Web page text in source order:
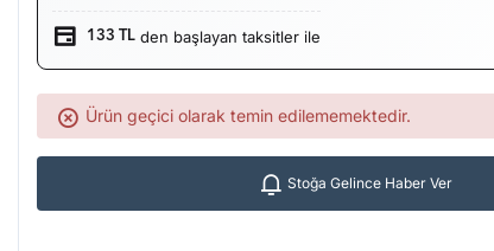
133 TL den başlayan taksitler ile
Ürün geçici olarak temin edilememektedir.
Stoğa Gelince Haber Ver